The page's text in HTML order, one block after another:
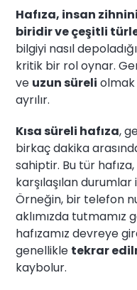
Hafıza, insan
biridir ve çeşitli
bilgiyi nasıl
kritik bir rol oynar.
ve uzun süreli olmak
ayrılır.
Kısa süreli hafıza,
birkaç dakika
sahiptir. Bu tür
karşılaşılan
Örneğin, bir telefon
aklımızda tutmamız
hafızamız devreye
genellikle tekrar
kaybolur.